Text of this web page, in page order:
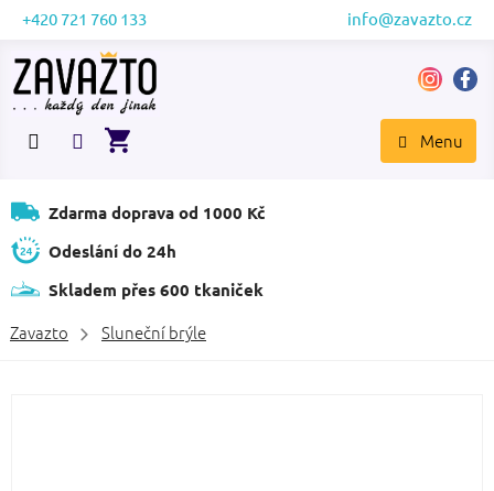
Přejít
obsah
+420 721 760 133 info@zavazto.cz
NÁKUPNÍ
Zdarma doprava od 1000 Kč
Odeslání do 24h
Skladem přes 600 tkaniček
Zavazto Sluneční brýle